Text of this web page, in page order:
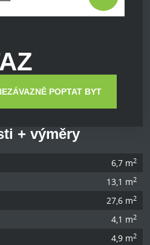
POPTAT BYT
+ výměry
6,7 m2
13,1 m2
27,6 m2
4,1 m2
4,9 m2